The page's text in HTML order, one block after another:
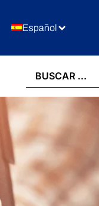
Español